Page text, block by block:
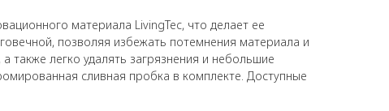
материала LivingTec, что делает ее
позволяя избежать потемнения материала и
также легко удалять загрязнения и небольшие
сливная пробка в комплекте. Доступные